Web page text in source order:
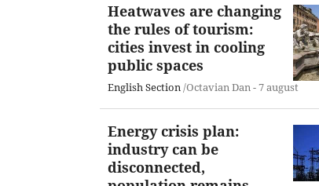
Heatwaves are changing
the rules of tourism:
cities invest in cooling
public spaces
English Section /Octavian Dan -7 august
Energy crisis plan:
industry can be
disconnected,